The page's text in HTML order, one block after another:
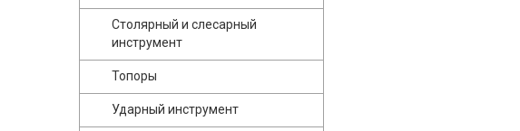
Столярный и слесарный
инструмент
Топоры
Ударный инструмент